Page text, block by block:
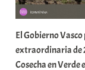
x
a
K
El Gobierno
extraordinaria de
Cosecha en